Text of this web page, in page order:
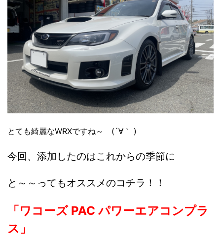
とても綺麗なWRXですね～ (´∀｀ )
今回、 添加したのはこれからの季節に
と～～ってもオススメのコチラ！！
「ワコーズ PAC パワーエアコンプラ
ス」